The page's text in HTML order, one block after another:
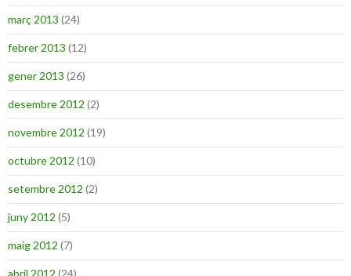
març 2013 (24)
febrer 2013 (12)
gener 2013 (26)
desembre 2012 (2)
novembre 2012 (19)
octubre 2012 (10)
setembre 2012 (2)
juny 2012 (5)
maig 2012 (7)
abril 2012 (24)